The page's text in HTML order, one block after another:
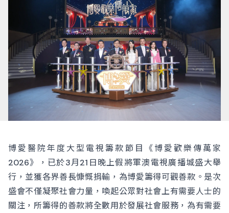
博愛醫院年度大型電視籌款節目《博愛歡樂傳萬家
2026》，已於3月21日晚上假將軍澳電視廣播城盛大舉
行，並獲各界善長慷慨捐輸，為博愛籌得可觀善款。是次
盛會不僅凝聚社會力量，喚起公眾對社會上有需要人士的
關注，所籌得的善款將全數用於發展社會服務，為有需要